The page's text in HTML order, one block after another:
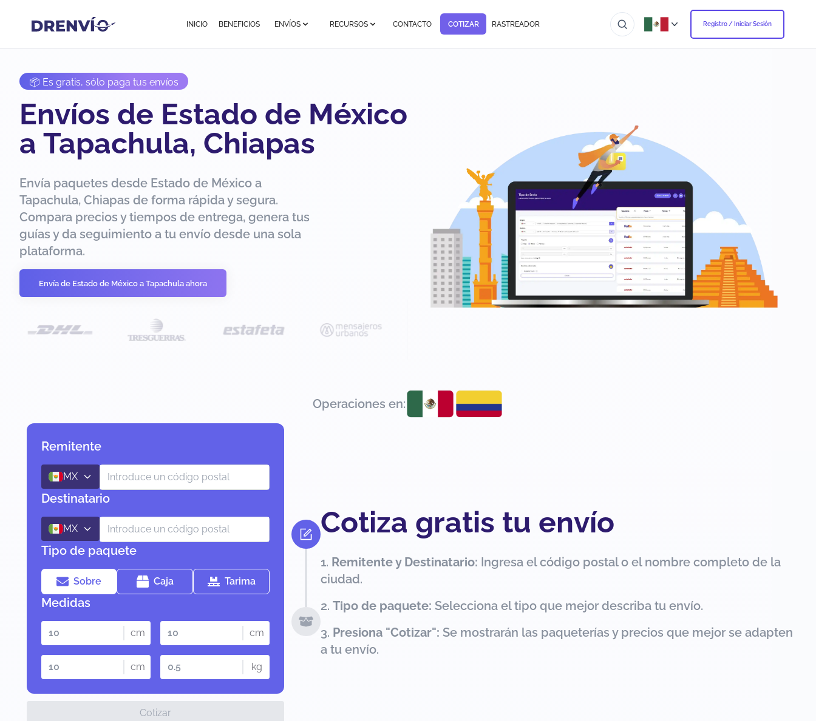
INICIO BENEFICIOS ENVÍOS RECURSOS CONTACTO COTIZAR RASTREADOR Registro / Iniciar Sesión
📦 Es gratis, sólo paga tus envíos
Envíos de Estado de México
a Tapachula, Chiapas
Envía paquetes desde Estado de México a
Tapachula, Chiapas de forma rápida y segura.
Compara precios y tiempos de entrega, genera tus
guías y da seguimiento a tu envío desde una sola
plataforma.
Envía de Estado de México a Tapachula ahora
Operaciones en:
Remitente
MX
Destinatario
MX
Tipo de paquete
Sobre Caja Tarima
Medidas
cm cm
cm kg
Cotizar
Cotiza gratis tu envío
Remitente y Destinatario: Ingresa el código postal o el nombre completo de la
ciudad.
Tipo de paquete: Selecciona el tipo que mejor describa tu envío.
Presiona "Cotizar": Se mostrarán las paqueterías y precios que mejor se adapten
a tu envío.